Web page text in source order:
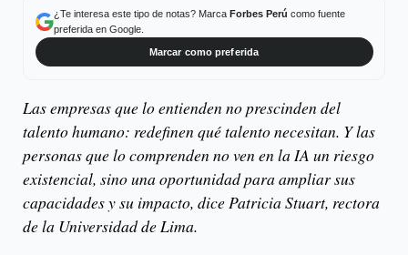
¿Te interesa este tipo de notas? Marca Forbes Perú como fuente
preferida en Google.
Marcar como preferida
Las empresas que lo entienden no prescinden del
talento humano: redefinen qué talento necesitan. Y las
personas que lo comprenden no ven en la IA un riesgo
existencial, sino una oportunidad para ampliar sus
capacidades y su impacto, dice Patricia Stuart, rectora
de la Universidad de Lima.